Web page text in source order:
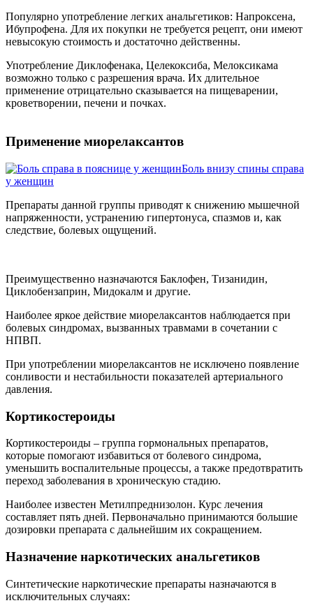
Популярно употребление легких анальгетиков: Напроксена,
Ибупрофена. Для их покупки не требуется рецепт, они имеют
невысокую стоимость и достаточно действенны.
Употребление Диклофенака, Целекоксиба, Мелоксикама
возможно только с разрешения врача. Их длительное
применение отрицательно сказывается на пищеварении,
кроветворении, печени и почках.
Применение миорелаксантов
Боль внизу спины справа
у женщин
Препараты данной группы приводят к снижению мышечной
напряженности, устранению гипертонуса, спазмов и, как
следствие, болевых ощущений.
Преимущественно назначаются Баклофен, Тизанидин,
Циклобензаприн, Мидокалм и другие.
Наиболее яркое действие миорелаксантов наблюдается при
болевых синдромах, вызванных травмами в сочетании с
НПВП.
При употреблении миорелаксантов не исключено появление
сонливости и нестабильности показателей артериального
давления.
Кортикостероиды
Кортикостероиды – группа гормональных препаратов,
которые помогают избавиться от болевого синдрома,
уменьшить воспалительные процессы, а также предотвратить
переход заболевания в хроническую стадию.
Наиболее известен Метилпреднизолон. Курс лечения
составляет пять дней. Первоначально принимаются большие
дозировки препарата с дальнейшим их сокращением.
Назначение наркотических анальгетиков
Синтетические наркотические препараты назначаются в
исключительных случаях: